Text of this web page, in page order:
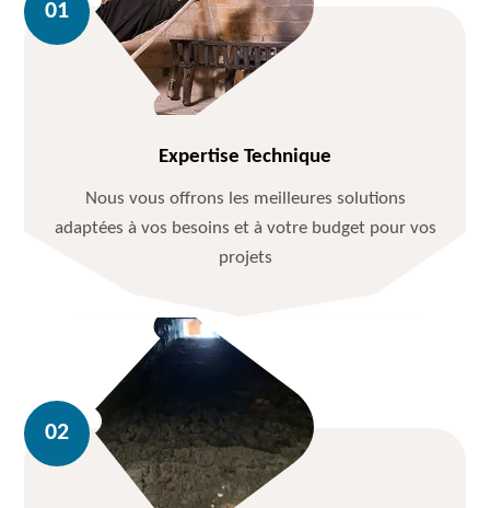
Expertise Technique
Nous vous offrons les meilleures solutions
adaptées à vos besoins et à votre budget pour vos
projets